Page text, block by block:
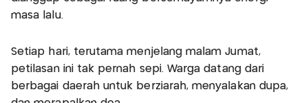
masa lalu.
Setiap hari, terutama menjelang malam Jumat,
petilasan ini tak pernah sepi. Warga datang dari
berbagai daerah untuk berziarah, menyalakan dupa,